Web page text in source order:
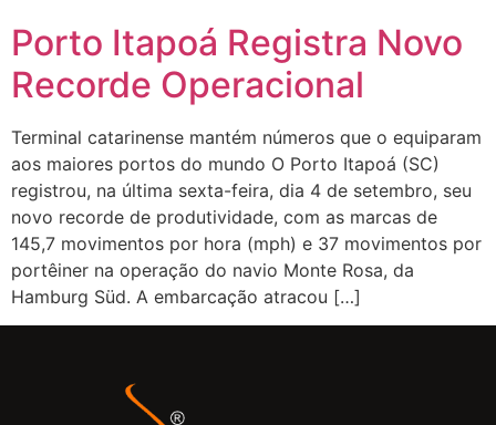
Porto Itapoá Registra Novo
Recorde Operacional
Terminal catarinense mantém números que o equiparam
aos maiores portos do mundo O Porto Itapoá (SC)
registrou, na última sexta-feira, dia 4 de setembro, seu
novo recorde de produtividade, com as marcas de
145,7 movimentos por hora (mph) e 37 movimentos por
portêiner na operação do navio Monte Rosa, da
Hamburg Süd. A embarcação atracou […]